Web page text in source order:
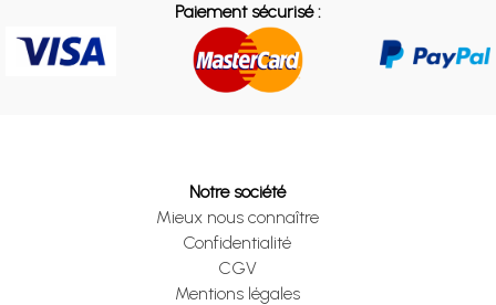
Paiement sécurisé :
Notre société
Mieux nous connaître
Confidentialité
CGV
Mentions légales